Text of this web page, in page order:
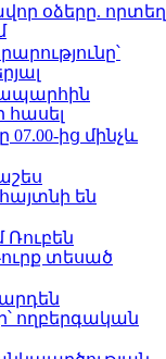
օձերը. որտեղ
հասել
07.00-ից մինչև
են
տեսած
ողբերգական